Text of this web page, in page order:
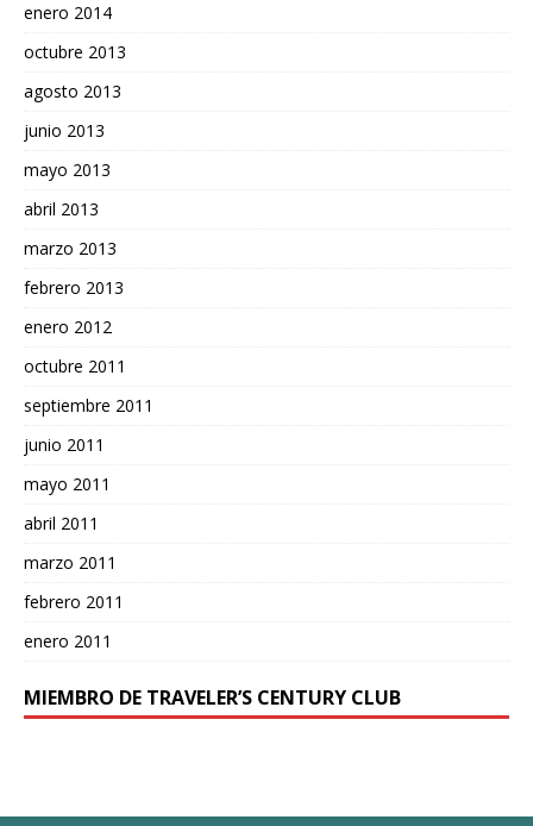
enero 2014
octubre 2013
agosto 2013
junio 2013
mayo 2013
abril 2013
marzo 2013
febrero 2013
enero 2012
octubre 2011
septiembre 2011
junio 2011
mayo 2011
abril 2011
marzo 2011
febrero 2011
enero 2011
MIEMBRO DE TRAVELER’S CENTURY CLUB